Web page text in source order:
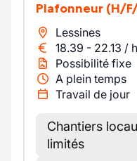
Plafonneur (H/
Lessines
18.39 - 22.13 /
Possibilité fixe
A plein temps
Travail de jour
Chantiers
limités